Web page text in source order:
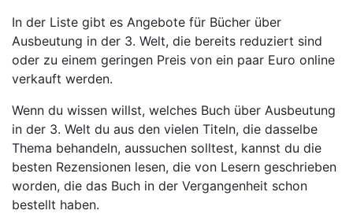
In der Liste gibt es Angebote für Bücher über
Ausbeutung in der 3. Welt, die bereits reduziert sind
oder zu einem geringen Preis von ein paar Euro online
verkauft werden.
Wenn du wissen willst, welches Buch über Ausbeutung
in der 3. Welt du aus den vielen Titeln, die dasselbe
Thema behandeln, aussuchen solltest, kannst du die
besten Rezensionen lesen, die von Lesern geschrieben
worden, die das Buch in der Vergangenheit schon
bestellt haben.